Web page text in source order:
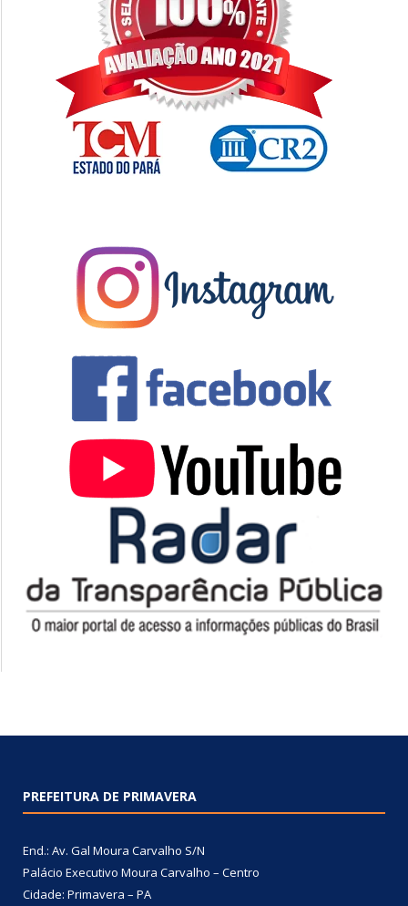
PREFEITURA DE PRIMAVERA
End.: Av. Gal Moura Carvalho S/N
Palácio Executivo Moura Carvalho – Centro
Cidade: Primavera – PA